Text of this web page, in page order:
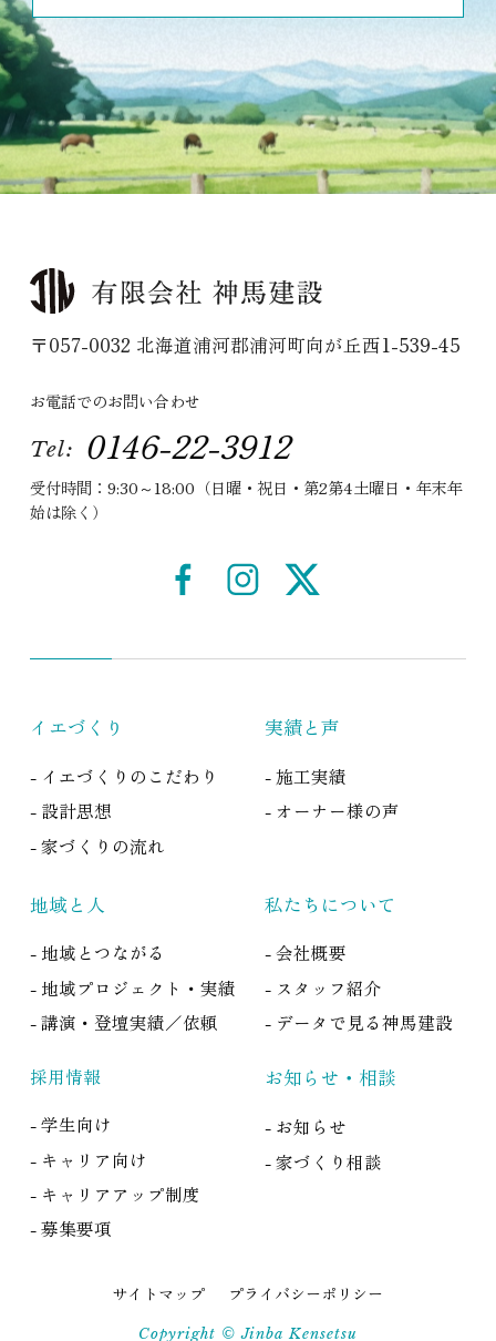
〒057-0032 北海道浦河郡浦河町向が丘西1-539-45
お電話でのお問い合わせ
Tel: 0146-22-3912
受付時間：9:30～18:00（日曜・祝日・第2第4土曜日・年末年
始は除く）
イエづくり
- イエづくりのこだわり
- 設計思想
- 家づくりの流れ
実績と声
- 施工実績
- オーナー様の声
地域と人
- 地域とつながる
- 地域プロジェクト・実績
- 講演・登壇実績／依頼
私たちについて
- 会社概要
- スタッフ紹介
- データで見る神馬建設
採用情報
- 学生向け
- キャリア向け
- キャリアアップ制度
- 募集要項
お知らせ・相談
- お知らせ
- 家づくり相談
サイトマップ プライバシーポリシー
Copyright © Jinba Kensetsu